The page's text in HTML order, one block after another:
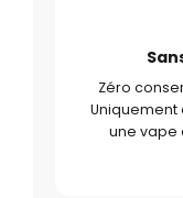
Zéro
Uniquement
une vape